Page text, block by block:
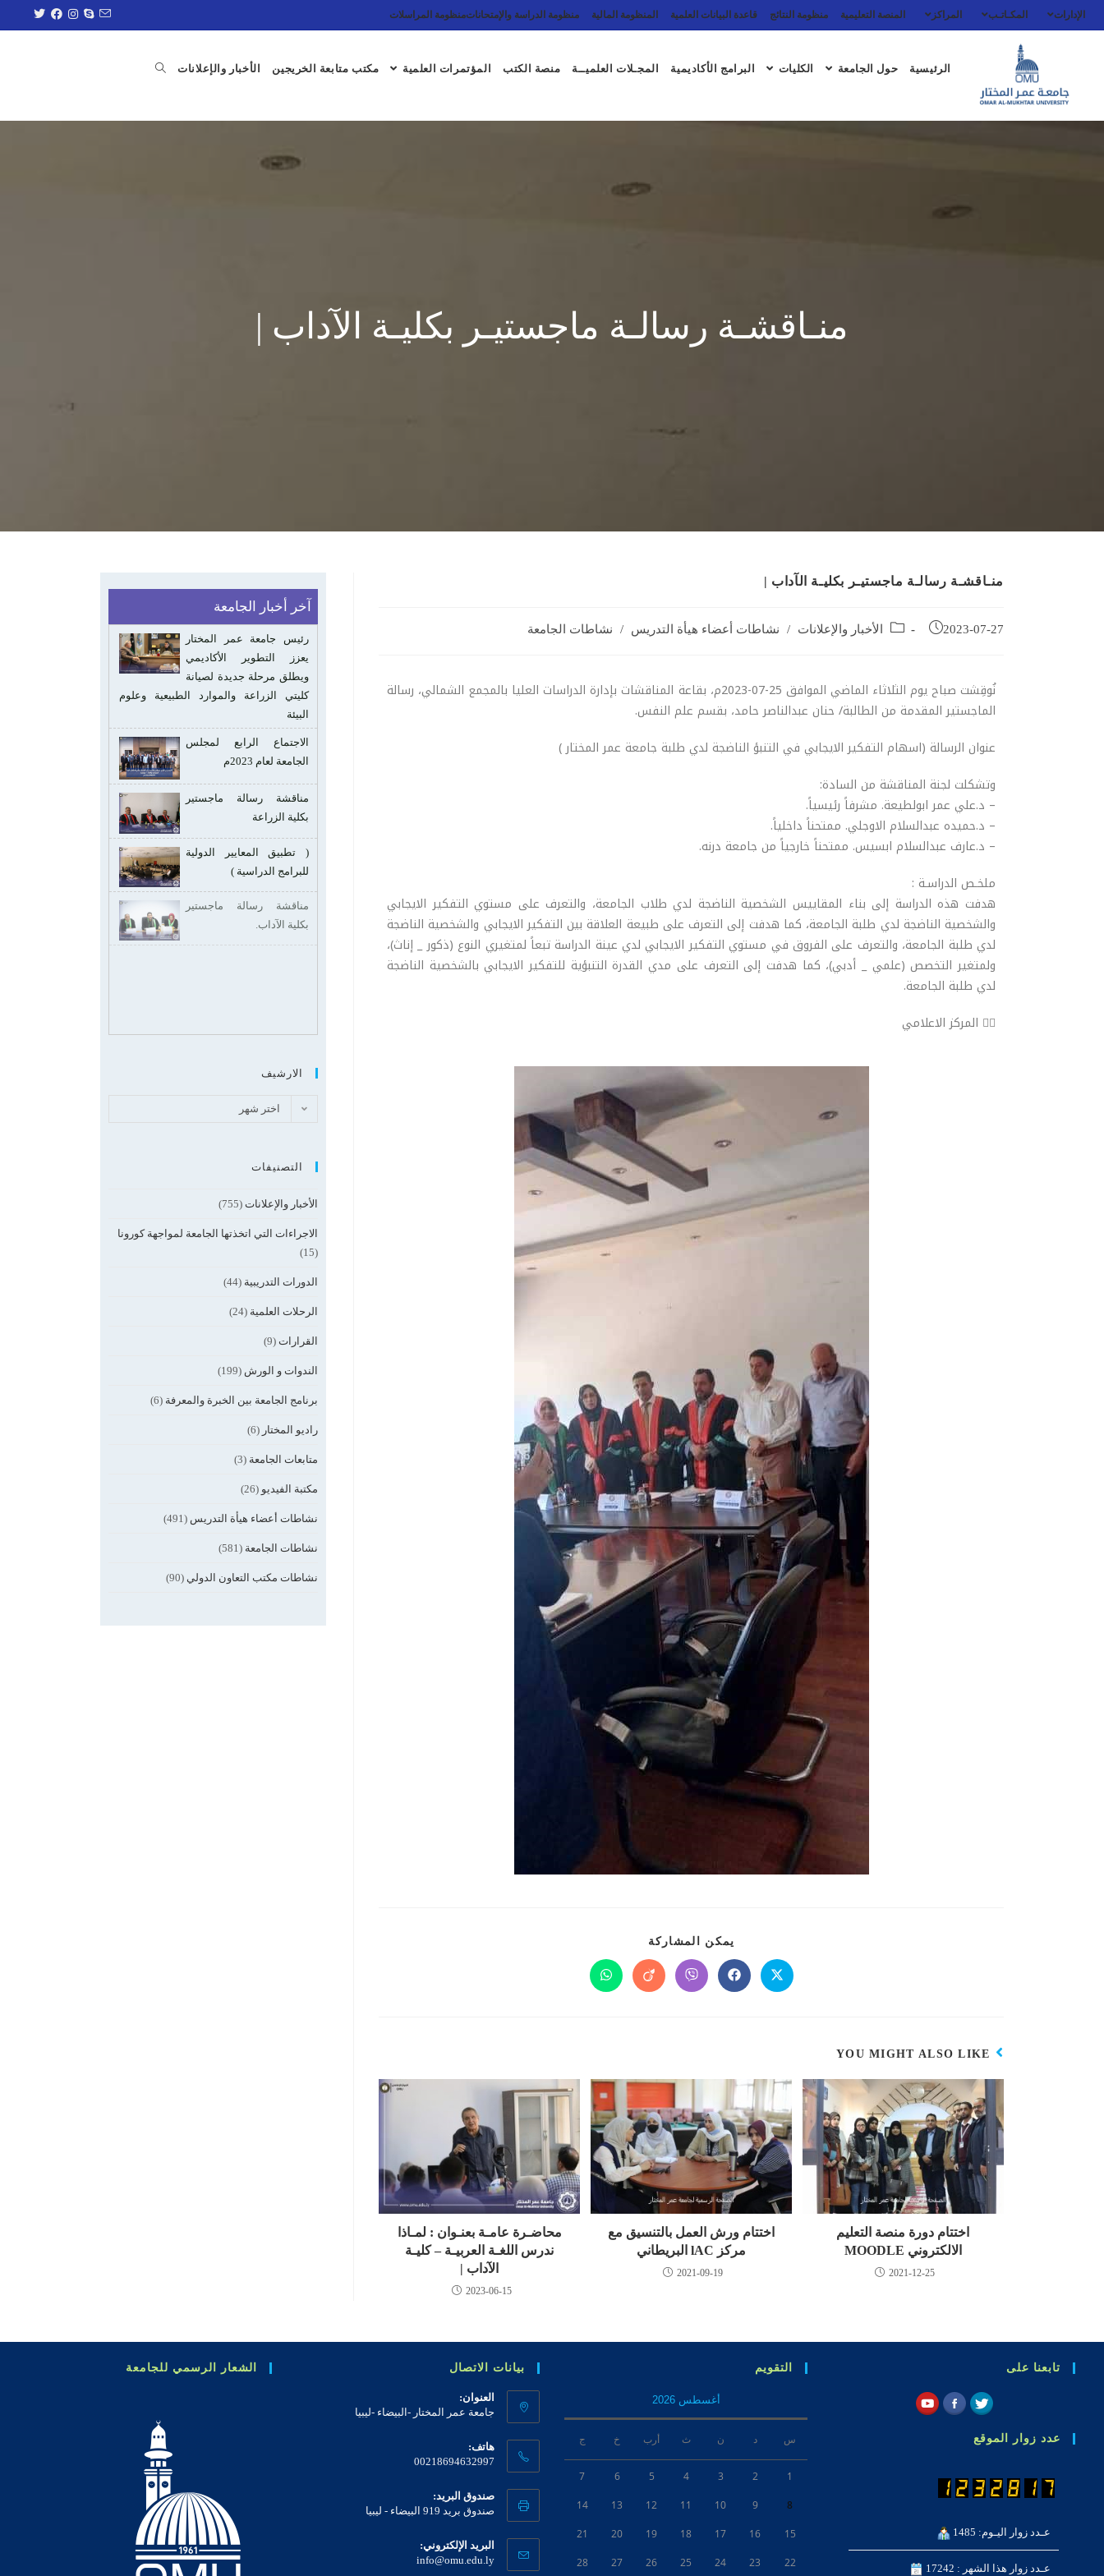
الإدارات المكـاتـب المراكز المنصة التعليمية منظومة النتائج قاعدة البيانات العلمية المنظومة المالية منظومة الدراسة والإمتحاناتمنظومة المراسلات
الرئيسية حول الجامعة الكليات البرامج الأكاديمية المجـلات العلميــة منصة الكتب المؤتمرات العلمية مكتب متابعة الخريجين الأخبار والإعلانات
منـاقشـة رسالـة ماجستيـر بكليـة الآداب |
منـاقشـة رسالـة ماجستيـر بكليـة الآداب |
2023-07-27 الأخبار والإعلانات / نشاطات أعضاء هيأة التدريس / نشاطات الجامعة
نُوقِشت صباح يوم الثلاثاء الماضي الموافق 25-07-2023م، بقاعة المناقشات بإدارة الدراسات العليا بالمجمع الشمالي، رسالة
الماجستير المقدمة من الطالبة/ حنان عبدالناصر حامد، بقسم علم النفس.
عنوان الرسالة (اسهام التفكير الايجابي في التنبؤ الناضجة لدي طلبة جامعة عمر المختار )
وتشكلت لجنة المناقشة من السادة:
– د.علي عمر ابولطيعة. مشرفاً رئيسياً.
– د.حميده عبدالسلام الاوجلي. ممتحناً داخلياً.
– د.عارف عبدالسلام ابسيس. ممتحناً خارجياً من جامعة درنه.
ملخـص الدراسـة :
هدفت هذه الدراسة إلى بناء المقاييس الشخصية الناضجة لدي طلاب الجامعة، والتعرف على مستوي التفكير الايجابي
والشخصية الناضجة لدي طلبة الجامعة، كما هدفت إلى التعرف على طبيعة العلاقة بين التفكير الايجابي والشخصية الناضجة
لدي طلبة الجامعة، والتعرف على الفروق في مستوي التفكير الايجابي لدي عينة الدراسة تبعاً لمتغيري النوع (ذكور _ إناث)،
ولمتغير التخصص (علمي _ أدبي)، كما هدفت إلى التعرف على مدي القدرة التنبؤية للتفكير الايجابي بالشخصية الناضجة
لدي طلبة الجامعة.
✍🏻 المركز الاعلامي
يمكن المشاركة
YOU MIGHT ALSO LIKE
محاضـرة عامـة بعنـوان : لمـاذا
ندرس اللغـة العربيـة – كليـة
الآداب |
2023-06-15
اختتام ورش العمل بالتنسيق مع
مركز lAC البريطاني
2021-09-19
اختتام دورة منصة التعليم
الالكتروني MOODLE
2021-12-25
آخر أخبار الجامعة
رئيس جامعة عمر المختار
يعزز التطوير الأكاديمي
ويطلق مرحلة جديدة لصيانة
كليتي الزراعة والموارد الطبيعية وعلوم
البيئة
الاجتماع الرابع لمجلس
الجامعة لعام 2023م
مناقشة رسالة ماجستير
بكلية الزراعة
( تطبيق المعايير الدولية
للبرامج الدراسية )
مناقشة رسالة ماجستير
بكلية الآداب.
الارشيف
اختر شهر
التصنيفات
الأخبار والإعلانات (755)
الاجراءات التي اتخذتها الجامعة لمواجهة كورونا
(15)
الدورات التدريبية (44)
الرحلات العلمية (24)
القرارات (9)
الندوات و الورش (199)
برنامج الجامعة بين الخبرة والمعرفة (6)
راديو المختار (6)
متابعات الجامعة (3)
مكتبة الفيديو (26)
نشاطات أعضاء هيأة التدريس (491)
نشاطات الجامعة (581)
نشاطات مكتب التعاون الدولي (90)
تابعنا على
عدد زوار الموقع
عـدد زوار اليـوم: 1485
عـدد زوار هذا الشهر : 17242
التقويم
أغسطس 2026
س د ن ث أرب خ ج
1
2
3
4
5
6
7
8
9
10
11
12
13
14
15
16
17
18
19
20
21
22
23
24
25
26
27
28
بيانات الاتصال
العنوان:
جامعة عمر المختار -البيضاء -ليبيا
هاتف:
00218694632997
صندوق البريد:
صندوق بريد 919 البيضاء - ليبيا
البريد الإلكتروني:
info@omu.edu.ly
الشعار الرسمي للجامعة